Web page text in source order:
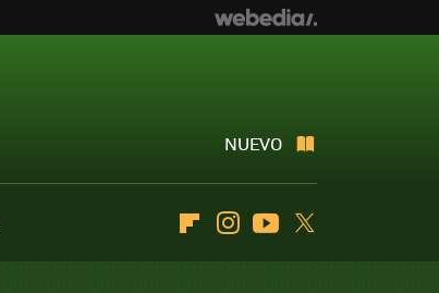
NUEVO
FlipboardInstagramYoutube